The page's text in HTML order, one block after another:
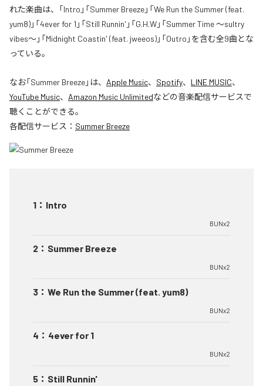
れた楽曲は、「Intro」「Summer Breeze」「We Run the Summer (feat.
yum8)」「4ever for 1」「Still Runnin'」「G.H.W」「Summer Time 〜sultry
vibes〜」「Midnight Coastin' (feat. jweeos)」「Outro」を含む全9曲とな
っている。
なお「Summer Breeze」は、 Apple Music、 Spotify、 LINE MUSIC、
YouTube Music、 Amazon Music Unlimitedなどの音楽配信サービスで
聴くことができる。
各配信サービス： Summer Breeze
1 ： Intro
BUNx2
2 ： Summer Breeze
BUNx2
3 ： We Run the Summer (feat. yum8)
BUNx2
4 ： 4ever for 1
BUNx2
5 ： Still Runnin'